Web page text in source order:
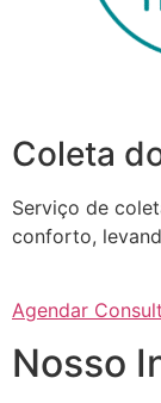
Coleta
Serviço de
conforto,
Agendar
Nosso